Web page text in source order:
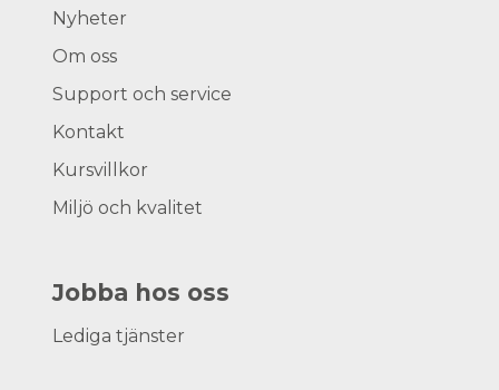
Nyheter
Om oss
Support och service
Kontakt
Kursvillkor
Miljö och kvalitet
Jobba hos oss
Lediga tjänster